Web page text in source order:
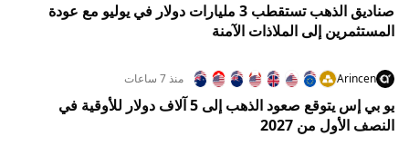
صناديق الذهب تستقطب 3 مليارات دولار في يوليو مع عودة
المستثمرين إلى الملاذات الآمنة
Arincen منذ 7 ساعات
يو بي إس يتوقع صعود الذهب إلى 5 آلاف دولار للأوقية في
النصف الأول من 2027